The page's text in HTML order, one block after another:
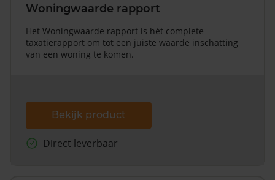
Woningwaarde rapport
Het Woningwaarde rapport is hét complete
taxatierapport om tot een juiste waarde inschatting
van een woning te komen.
Bekijk product
Direct leverbaar